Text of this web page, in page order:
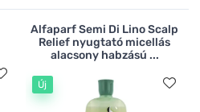
Alfaparf Semi Di Lino Scalp
Relief nyugtató micellás
alacsony habzású ...
Új